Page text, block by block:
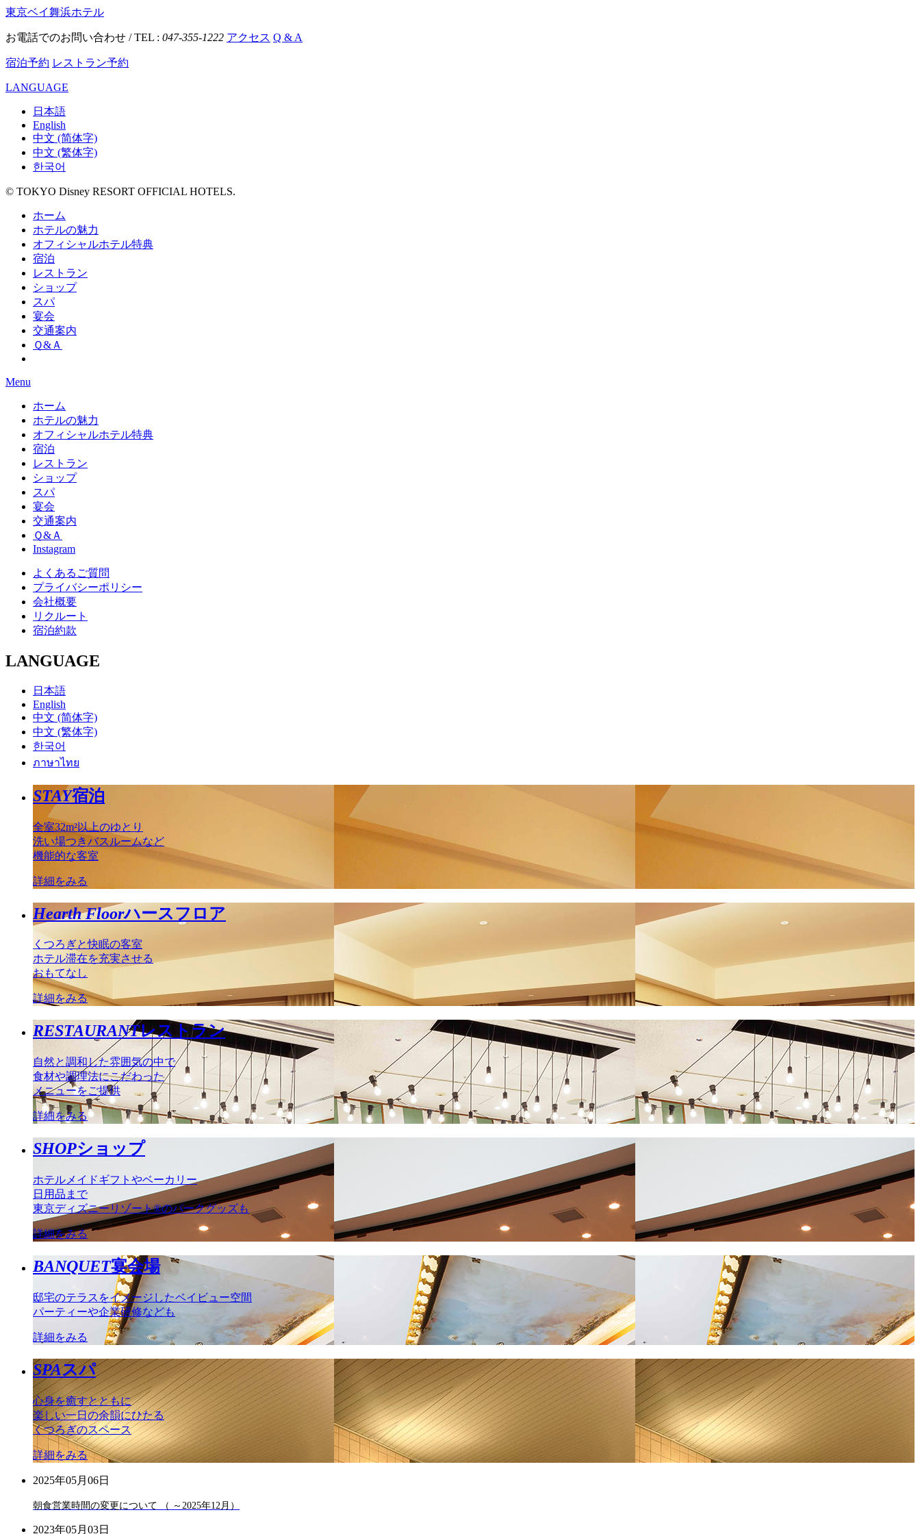
東京ベイ舞浜ホテル
お電話でのお問い合わせ / TEL : 047-355-1222 アクセス Q & A
宿泊予約 レストラン予約
LANGUAGE
日本語
English
中文 (简体字)
中文 (繁体字)
한국어
© TOKYO Disney RESORT OFFICIAL HOTELS.
ホーム
ホテルの魅力
オフィシャルホテル特典
宿泊
レストラン
ショップ
スパ
宴会
交通案内
Ｑ&Ａ
Menu
ホーム
ホテルの魅力
オフィシャルホテル特典
宿泊
レストラン
ショップ
スパ
宴会
交通案内
Ｑ&Ａ
Instagram
よくあるご質問
プライバシーポリシー
会社概要
リクルート
宿泊約款
LANGUAGE
日本語
English
中文 (简体字)
中文 (繁体字)
한국어
ภาษาไทย
STAY宿泊
全室32m²以上のゆとり
洗い場つきバスルームなど
機能的な客室
詳細をみる
Hearth Floorハースフロア
くつろぎと快眠の客室
ホテル滞在を充実させる
おもてなし
詳細をみる
RESTAURANTレストラン
自然と調和した雰囲気の中で
食材や調理法にこだわった
メニューをご提供
詳細をみる
SHOPショップ
ホテルメイドギフトやベーカリー
日用品まで
東京ディズニーリゾート®のパークグッズも
詳細をみる
BANQUET宴会場
邸宅のテラスをイメージしたベイビュー空間
パーティーや企業研修なども
詳細をみる
SPAスパ
心身を癒すとともに
楽しい一日の余韻にひたる
くつろぎのスペース
詳細をみる
2025年05月06日
朝食営業時間の変更について （ ～2025年12月）
2023年05月03日